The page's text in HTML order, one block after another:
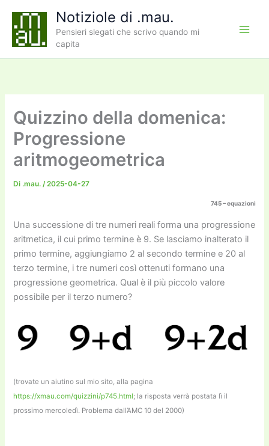
contenuto
Notiziole di .mau.
Pensieri slegati che scrivo quando mi
capita
Quizzino della domenica:
Progressione
aritmogeometrica
Di .mau./2025-04-27
745 – equazioni
Una successione di tre numeri reali forma una progressione
aritmetica, il cui primo termine è 9. Se lasciamo inalterato il
primo termine, aggiungiamo 2 al secondo termine e 20 al
terzo termine, i tre numeri così ottenuti formano una
progressione geometrica. Qual è il più piccolo valore
possibile per il terzo numero?
(trovate un aiutino sul mio sito, alla pagina
https://xmau.com/quizzini/p745.html; la risposta verrà postata lì il
prossimo mercoledì. Problema dall’AMC 10 del 2000)